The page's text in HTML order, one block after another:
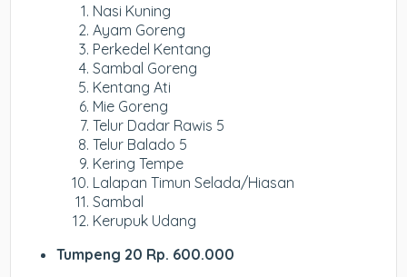
Nasi Kuning
Ayam Goreng
Perkedel Kentang
Sambal Goreng
Kentang Ati
Mie Goreng
Telur Dadar Rawis 5
Telur Balado 5
Kering Tempe
Lalapan Timun Selada/Hiasan
Sambal
Kerupuk Udang
Tumpeng 20 Rp. 600.000